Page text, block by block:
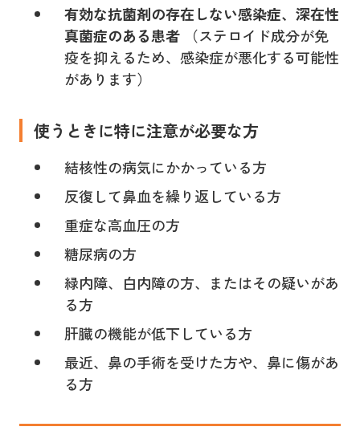
有効な抗菌剤の存在しない感染症、深在性
真菌症のある患者（ステロイド成分が免
疫を抑えるため、感染症が悪化する可能性
があります）
使うときに特に注意が必要な方
結核性の病気にかかっている方
反復して鼻血を繰り返している方
重症な高血圧の方
糖尿病の方
緑内障、白内障の方、またはその疑いがあ
る方
肝臓の機能が低下している方
最近、鼻の手術を受けた方や、鼻に傷があ
る方